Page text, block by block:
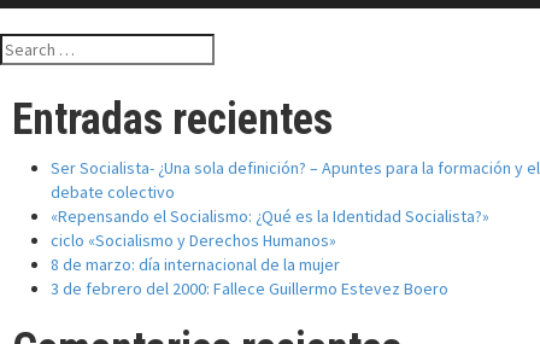
Search
for:
Entradas recientes
Ser Socialista- ¿Una sola definición? – Apuntes para la formación y el
debate colectivo
«Repensando el Socialismo: ¿Qué es la Identidad Socialista?»
ciclo «Socialismo y Derechos Humanos»
8 de marzo: día internacional de la mujer
3 de febrero del 2000: Fallece Guillermo Estevez Boero